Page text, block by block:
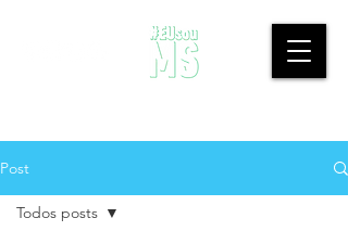
Post
Todos posts